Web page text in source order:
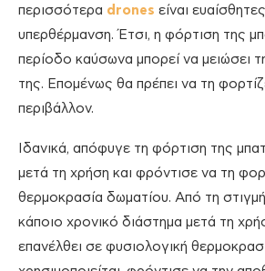
περισσότερα drones είναι
υπερθέρμανση. Έτσι, η φόρτιση της
περίοδο καύσωνα μπορεί να μειώσει
της. Επομένως θα πρέπει να τη
περιβάλλον.
Ιδανικά, απόφυγε τη φόρτιση της
μετά τη χρήση και φρόντισε να τη
θερμοκρασία δωματίου. Από τη
κάποιο χρονικό διάστημα μετά τη
επανέλθει σε φυσιολογική